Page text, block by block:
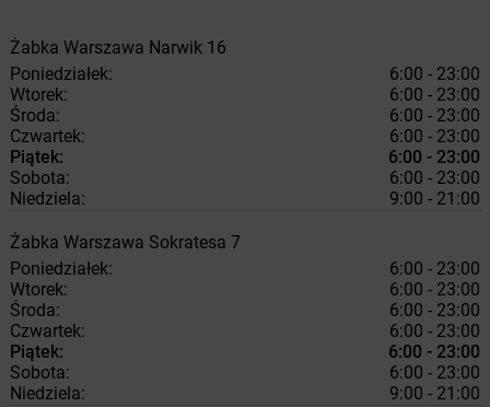
Żabka Warszawa Narwik 16
Poniedziałek:
6:00 - 23:00
Wtorek:
6:00 - 23:00
Środa:
6:00 - 23:00
Czwartek:
6:00 - 23:00
Piątek:
6:00 - 23:00
Sobota:
6:00 - 23:00
Niedziela:
9:00 - 21:00
Żabka Warszawa Sokratesa 7
Poniedziałek:
6:00 - 23:00
Wtorek:
6:00 - 23:00
Środa:
6:00 - 23:00
Czwartek:
6:00 - 23:00
Piątek:
6:00 - 23:00
Sobota:
6:00 - 23:00
Niedziela:
9:00 - 21:00